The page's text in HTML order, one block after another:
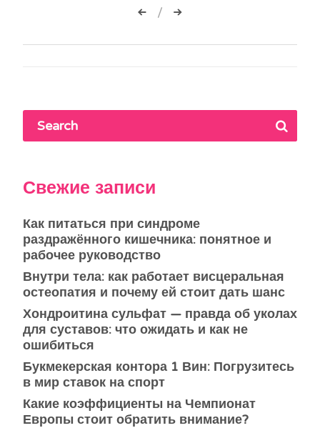
Навигация
по
Свежие записи
Как питаться при синдроме
раздражённого кишечника: понятное и
рабочее руководство
Внутри тела: как работает висцеральная
остеопатия и почему ей стоит дать шанс
Хондроитина сульфат — правда об уколах
для суставов: что ожидать и как не
ошибиться
Букмекерская контора 1 Вин: Погрузитесь
в мир ставок на спорт
Какие коэффициенты на Чемпионат
Европы стоит обратить внимание?